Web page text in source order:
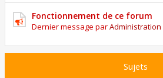
Fonctionnement de ce forum
Dernier message parAdministration
Sujets